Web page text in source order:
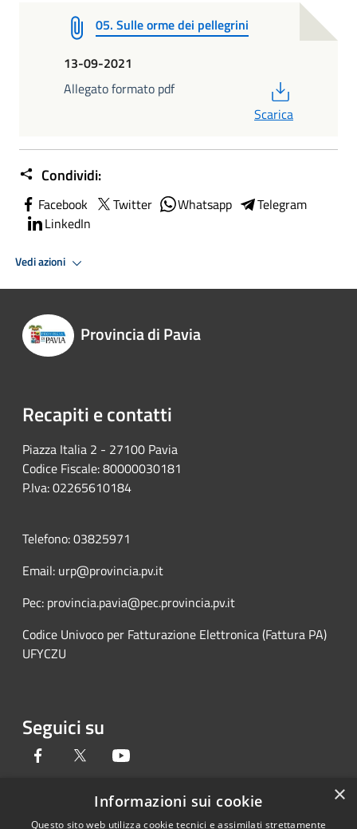
05. Sulle orme dei pellegrini
13-09-2021
Allegato formato pdf
Scarica
Condividi:
Facebook Twitter Whatsapp
Telegram
LinkedIn
Vedi azioni
Provincia di Pavia
Recapiti e contatti
Piazza Italia 2 - 27100 Pavia
Codice Fiscale: 80000030181
P.Iva: 02265610184
Telefono: 03825971
Email: urp@provincia.pv.it
Pec: provincia.pavia@pec.provincia.pv.it
Codice Univoco per Fatturazione Elettronica (Fattura PA)
UFYCZU
Seguici su
Facebook Twitter
×
Informazioni sui cookie
Questo sito web utilizza cookie tecnici e assimilati strettamente